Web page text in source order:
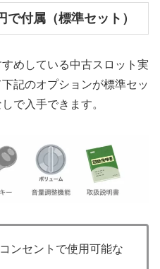
付属（標準セット）
めしている中古スロット実
記のオプションが標準セッ
で入手できます。
ンセントで使用可能な